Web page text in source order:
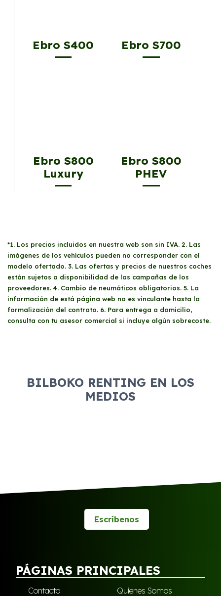
Ebro S400 Ebro S700
Ebro S800
Luxury
Ebro S800
PHEV
*1. Los precios incluidos en nuestra web son sin IVA. 2. Las
imágenes de los vehículos pueden no corresponder con el
modelo ofertado. 3. Las ofertas y precios de nuestros coches
están sujetos a disponibilidad de las campañas de los
proveedores. 4. Cambio de neumáticos obligatorios. 5. La
información de está página web no es vinculante hasta la
formalización del contrato. 6. Para entrega a domicilio,
consulta con tu asesor comercial si incluye algún sobrecoste.
BILBOKO RENTING EN LOS
MEDIOS
Escríbenos
PÁGINAS PRINCIPALES
Contacto
Quienes Somos